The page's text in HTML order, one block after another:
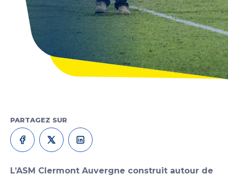
PARTAGEZ SUR
L’ASM Clermont Auvergne construit autour de